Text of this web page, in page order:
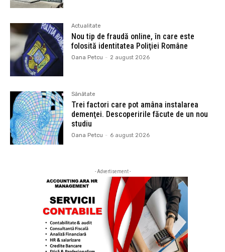
Actualitate
Nou tip de fraudă online, în care este
folosită identitatea Poliţiei Române
Oana Petcu - 2 august 2026
Sănătate
Trei factori care pot amâna instalarea
demenţei. Descoperirile făcute de un nou
studiu
Oana Petcu - 6 august 2026
- Advertisement -